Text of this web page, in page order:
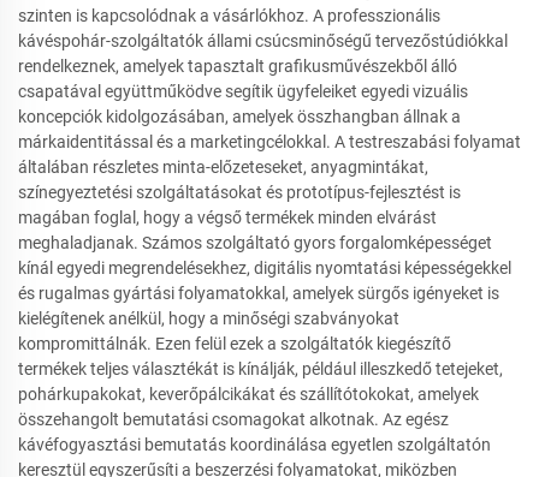
szinten is kapcsolódnak a vásárlókhoz. A professzionális
kávéspohár-szolgáltatók állami csúcsminőségű tervezőstúdiókkal
rendelkeznek, amelyek tapasztalt grafikusművészekből álló
csapatával együttműködve segítik ügyfeleiket egyedi vizuális
koncepciók kidolgozásában, amelyek összhangban állnak a
márkaidentitással és a marketingcélokkal. A testreszabási folyamat
általában részletes minta-előzeteseket, anyagmintákat,
színegyeztetési szolgáltatásokat és prototípus-fejlesztést is
magában foglal, hogy a végső termékek minden elvárást
meghaladjanak. Számos szolgáltató gyors forgalomképességet
kínál egyedi megrendelésekhez, digitális nyomtatási képességekkel
és rugalmas gyártási folyamatokkal, amelyek sürgős igényeket is
kielégítenek anélkül, hogy a minőségi szabványokat
kompromittálnák. Ezen felül ezek a szolgáltatók kiegészítő
termékek teljes választékát is kínálják, például illeszkedő tetejeket,
pohárkupakokat, keverőpálcikákat és szállítótokokat, amelyek
összehangolt bemutatási csomagokat alkotnak. Az egész
kávéfogyasztási bemutatás koordinálása egyetlen szolgáltatón
keresztül egyszerűsíti a beszerzési folyamatokat, miközben